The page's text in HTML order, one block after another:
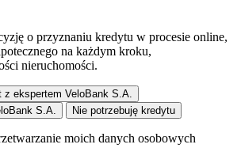
o przyznaniu kredytu w procesie online,
na każdym kroku,
nieruchomości.
ekspertem VeloBank S.A.
S.A.
Nie potrzebuję kredytu
moich danych osobowych